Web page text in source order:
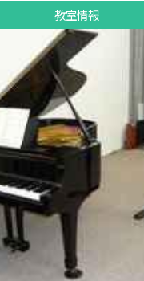
教室情報